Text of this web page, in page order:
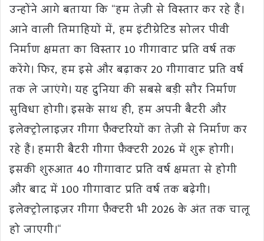
उन्होंने आगे बताया कि “हम तेज़ी से विस्तार कर रहे हैं।
आने वाली तिमाहियों में, हम इंटीग्रेटिड सोलर पीवी
निर्माण क्षमता का विस्तार 10 गीगावाट प्रति वर्ष तक
करेंगे। फिर, हम इसे और बढ़ाकर 20 गीगावाट प्रति वर्ष
तक ले जाएंगे। यह दुनिया की सबसे बड़ी सौर निर्माण
सुविधा होगी। इसके साथ ही, हम अपनी बैटरी और
इलेक्ट्रोलाइज़र गीगा फ़ैक्टरियों का तेज़ी से निर्माण कर
रहे हैं। हमारी बैटरी गीगा फ़ैक्टरी 2026 में शुरू होगी।
इसकी शुरुआत 40 गीगावाट प्रति वर्ष क्षमता से होगी
और बाद में 100 गीगावाट प्रति वर्ष तक बढ़ेगी।
इलेक्ट्रोलाइज़र गीगा फ़ैक्टरी भी 2026 के अंत तक चालू
हो जाएगी।“